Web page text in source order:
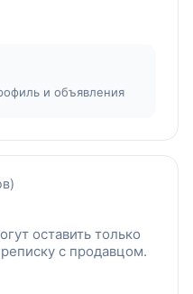
Вывоз
в день
и объявления
оставить только
с продавцом.